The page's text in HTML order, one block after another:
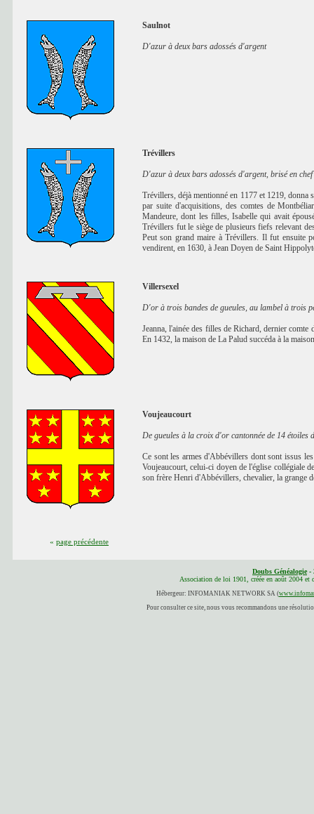
Saulnot
D'azur à deux bars adossés d'argent
Trévillers
D'azur à deux bars adossés d'argent, brisé en
Trévillers, déjà mentionné en 1177 et 1219, donna
par suite d'acquisitions, des comtes de
Mandeure, dont les filles, Isabelle qui avait
Trévillers fut le siège de plusieurs fiefs relevant
Peut son grand maire à Trévillers. Il fut ensuite
vendirent, en 1630, à Jean Doyen de Saint
Villersexel
D'or à trois bandes de gueules, au lambel à trois
Jeanna, l'ainée des filles de Richard, dernier
En 1432, la maison de La Palud succéda à la
Voujeaucourt
De gueules à la croix d'or cantonnée de 14 étoiles
Ce sont les armes d'Abbévillers dont sont issus
Voujeaucourt, celui-ci doyen de l'église collégiale
son frère Henri d'Abbévillers, chevalier, la grange
« page précédente
Doubs Généalogie-
Association de loi 1901, créée en août 2004 et
Hébergeur: INFOMANIAK NETWORK SA (
Pour consulter ce site, nous vous recommandons une